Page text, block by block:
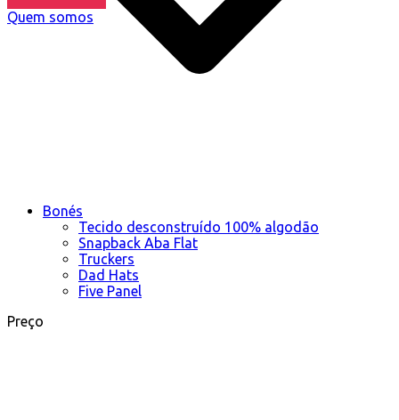
Quem somos
Bonés
Tecido desconstruído 100% algodão
Snapback Aba Flat
Truckers
Dad Hats
Five Panel
Preço